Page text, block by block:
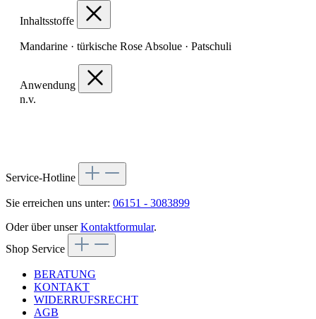
Inhaltsstoffe
Mandarine · türkische Rose Absolue · Patschuli
Anwendung
n.v.
Service-Hotline
Sie erreichen uns unter: 06151 - 3083899
Oder über unserKontaktformular.
Shop Service
BERATUNG
KONTAKT
WIDERRUFSRECHT
AGB